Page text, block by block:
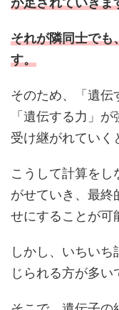
それが隣同士でも
す。
そのため、「遺伝
「遺伝する力」
受け継がれていく
こうして計算をし
がせていき、最終
せにすることが可
しかし、いちい
じられる方が多い